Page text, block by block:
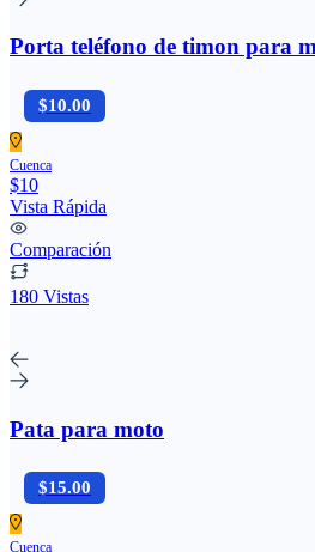
Porta teléfono de timon para
$10.00
Cuenca
$10
Vista Rápida
Comparación
180 Vistas
Pata para moto
$15.00
Cuenca